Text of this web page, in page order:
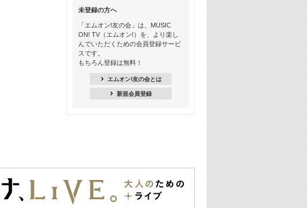
よりぬき! この夏聴きたい! サマーソン
グメドレー【歌詞入り】
21:00
季節を感じよう! シーズンソング特集
-8月編-【歌詞入り】
ージックビデオ特集
24:00
K-POP 第3世代特集
未登録の方へ
「エムオン!友の会」は、MUSIC
ON! TV（エムオン!）を、より楽し
んでいただくための会員登録サービ
スです。
もちろん登録は無料！
エムオン!友の会とは
新規会員登録